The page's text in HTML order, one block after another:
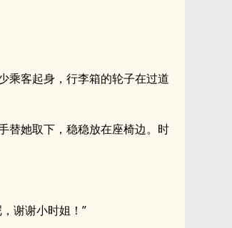
乘客起身，行李箱的轮子在过道
替她取下，稳稳放在座椅边。时
谢谢小时姐！”